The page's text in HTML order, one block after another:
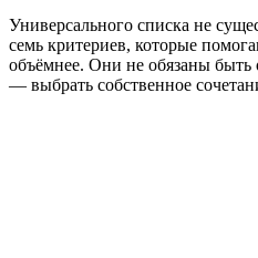
Универсального списка не
семь критериев, которые
объёмнее. Они не обязаны
— выбрать собственное